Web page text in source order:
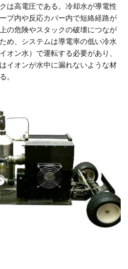
は高電圧である。冷却水が導電性
プ内や反応カバー内で短絡経路が
の危険やスタックの破壊につなが
め、システムは導電率の低い冷水
オン水）で運転する必要があり、
イオンが水中に漏れないような材
。